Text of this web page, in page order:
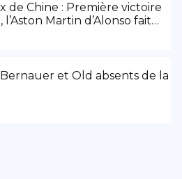
de Chine : Première victoire
Martin d’Alonso fait
et Old absents de la